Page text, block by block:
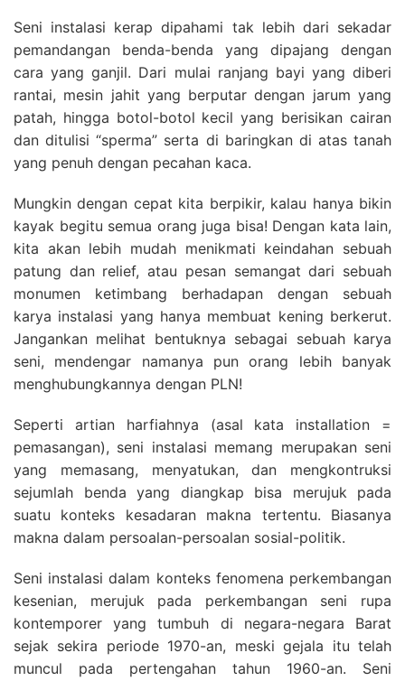
Seni instalasi kerap dipahami tak lebih dari sekadar
pemandangan benda-benda yang dipajang dengan
cara yang ganjil. Dari mulai ranjang bayi yang diberi
rantai, mesin jahit yang berputar dengan jarum yang
patah, hingga botol-botol kecil yang berisikan cairan
dan ditulisi “sperma” serta di baringkan di atas tanah
yang penuh dengan pecahan kaca.
Mungkin dengan cepat kita berpikir, kalau hanya bikin
kayak begitu semua orang juga bisa! Dengan kata lain,
kita akan lebih mudah menikmati keindahan sebuah
patung dan relief, atau pesan semangat dari sebuah
monumen ketimbang berhadapan dengan sebuah
karya instalasi yang hanya membuat kening berkerut.
Jangankan melihat bentuknya sebagai sebuah karya
seni, mendengar namanya pun orang lebih banyak
menghubungkannya dengan PLN!
Seperti artian harfiahnya (asal kata installation =
pemasangan), seni instalasi memang merupakan seni
yang memasang, menyatukan, dan mengkontruksi
sejumlah benda yang diangkap bisa merujuk pada
suatu konteks kesadaran makna tertentu. Biasanya
makna dalam persoalan-persoalan sosial-politik.
Seni instalasi dalam konteks fenomena perkembangan
kesenian, merujuk pada perkembangan seni rupa
kontemporer yang tumbuh di negara-negara Barat
sejak sekira periode 1970-an, meski gejala itu telah
muncul pada pertengahan tahun 1960-an. Seni